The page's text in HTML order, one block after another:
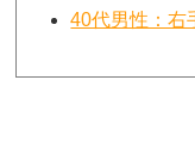
40代男性：右